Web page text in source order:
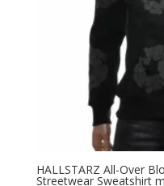
HALLSTARZ All-Over
Streetwear Sweatshirt